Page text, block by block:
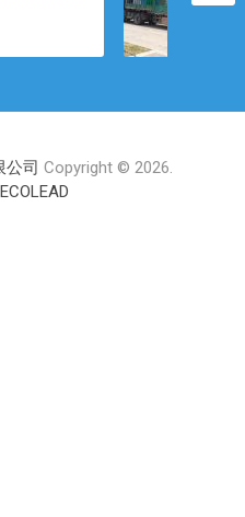
重构多场
滤器重塑净化新
生态
司 Copyright © 2026.
ECOLEAD